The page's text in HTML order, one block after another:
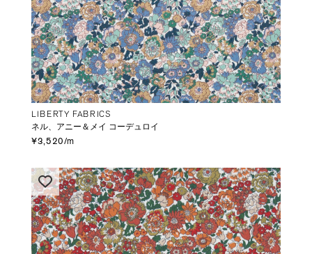
LIBERTY FABRICS
ネル、アニー＆メイ コーデュロイ
¥3,520/m